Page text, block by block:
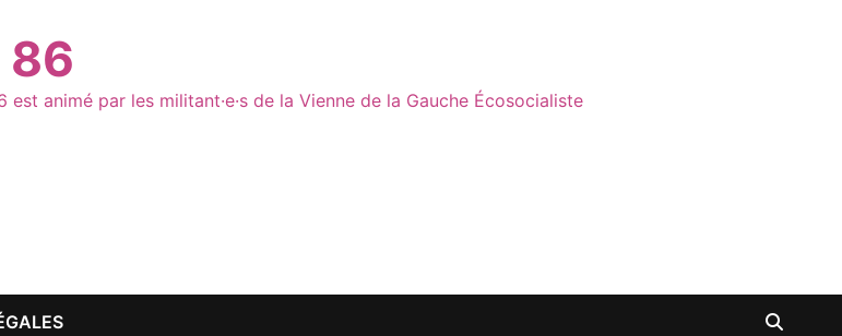
86
est animé par les militant·e·s de la Vienne de la Gauche Écosocialiste